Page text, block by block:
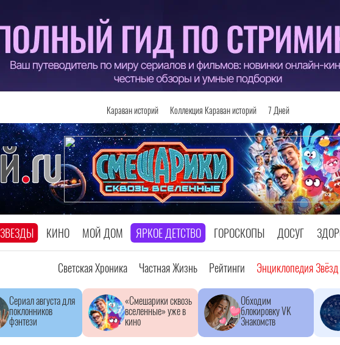
Караван историй Коллекция Караван историй 7 Дней
ЗВЕЗДЫ КИНО МОЙ ДОМ ЯРКОЕ ДЕТСТВО ГОРОСКОПЫ ДОСУГ
Светская Хроника Частная Жизнь Рейтинги Энциклопедия Звёзд
Сериал августа для
поклонников
фэнтези
«Смешарики сквозь
вселенные» уже в
кино
Обходим
блокировку VK
Знакомств